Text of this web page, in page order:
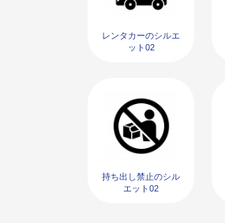
レンタカーのシルエ
ット02
持ち出し禁止のシル
エット02